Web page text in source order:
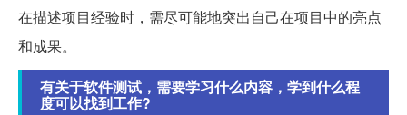
在描述项目经验时，需尽可能地突出自己在项目中的亮点
和成果。
有关于软件测试，需要学习什么内容，学到什么程
度可以找到工作?